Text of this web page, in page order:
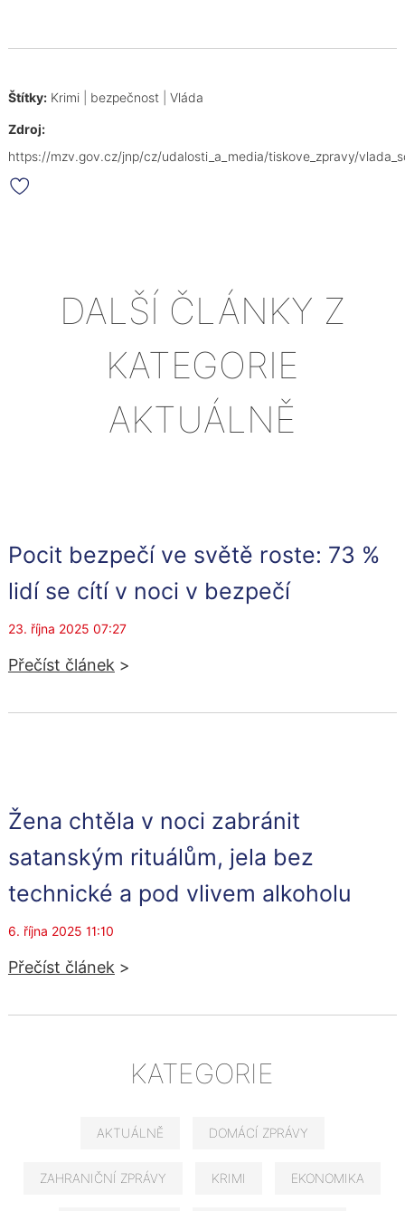
Štítky: Krimi| bezpečnost Vláda
Zdroj:
https://mzv.gov.cz/jnp/cz/udalosti_a_media/tiskove_zpravy/
DALŠÍ ČLÁNKY Z
KATEGORIE
AKTUÁLNĚ
Pocit bezpečí ve světě roste: 73 %
lidí se cítí v noci v bezpečí
23. října 2025 07:27
Přečíst článek >
Žena chtěla v noci zabránit
satanským rituálům, jela bez
technické a pod vlivem alkoholu
6. října 2025 11:10
Přečíst článek >
KATEGORIE
AKTUÁLNĚ DOMÁCÍ ZPRÁVY
ZAHRANIČNÍ ZPRÁVY KRIMI EKONOMIKA